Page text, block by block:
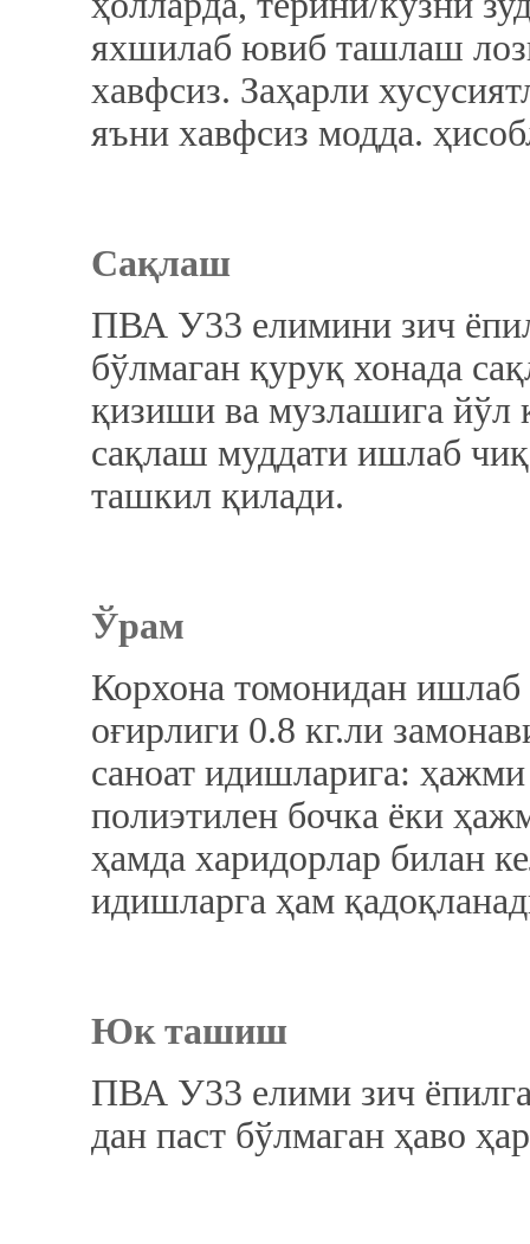
яхшилаб ювиб ташлаш
хавфсиз. Заҳарли
яъни хавфсиз модда.
Сақлаш
ПВА У33 елимини зич
бўлмаган қуруқ хонада
қизиши ва музлашига йўл
сақлаш муддати ишлаб
ташкил қилади.
Ўрам
Корхона томонидан
оғирлиги 0.8 кг.ли
саноат идишларига: ҳажми
полиэтилен бочка ёки
ҳамда харидорлар билан
идишларга ҳам
Юк ташиш
ПВА У33 елими зич
дан паст бўлмаган ҳаво